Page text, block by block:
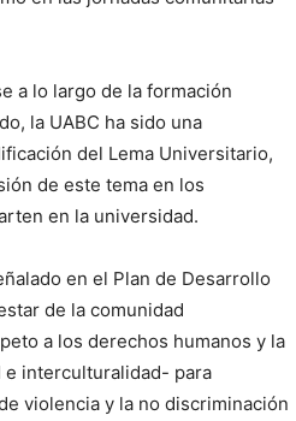
a lo largo de la formación
la UABC ha sido una
del Lema Universitario,
de este tema en los
en la universidad.
en el Plan de Desarrollo
de la comunidad
a los derechos humanos y la
e interculturalidad- para
violencia y la no discriminación